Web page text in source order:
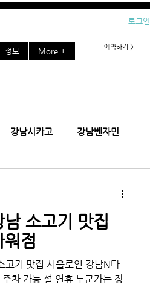
로그인
정보 More + 예약하기 >
강남시카고 강남벤자민
강남플러팅 강남블랙홀
소고기 맛집
점
고기 맛집 서울로인 강남N타
차 가능 ​설 연휴 누군가는 장